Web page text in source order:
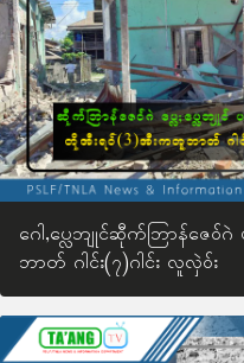
ဂေါ,ပ္လေဘျုင်ဆီုက်ဘြာန်ဇေ
ဘာတ် ဂါင်း(၇)ဂါင်း လူလှဲဝ်း